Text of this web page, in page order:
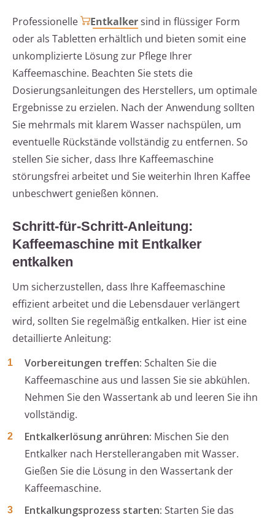
Professionelle Entkalkersind in flüssiger Form
oder als Tabletten erhältlich und bieten somit eine
unkomplizierte Lösung zur Pflege Ihrer
Kaffeemaschine. Beachten Sie stets die
Dosierungsanleitungen des Herstellers, um optimale
Ergebnisse zu erzielen. Nach der Anwendung sollten
Sie mehrmals mit klarem Wasser nachspülen, um
eventuelle Rückstände vollständig zu entfernen. So
stellen Sie sicher, dass Ihre Kaffeemaschine
störungsfrei arbeitet und Sie weiterhin Ihren Kaffee
unbeschwert genießen können.
Schritt-für-Schritt-Anleitung:
Kaffeemaschine mit Entkalker
entkalken
Um sicherzustellen, dass Ihre Kaffeemaschine
effizient arbeitet und die Lebensdauer verlängert
wird, sollten Sie regelmäßig entkalken. Hier ist eine
detaillierte Anleitung:
Vorbereitungen treffen: Schalten Sie die
Kaffeemaschine aus und lassen Sie sie abkühlen.
Nehmen Sie den Wassertank ab und leeren Sie ihn
vollständig.
Entkalkerlösung anrühren: Mischen Sie den
Entkalker nach Herstellerangaben mit Wasser.
Gießen Sie die Lösung in den Wassertank der
Kaffeemaschine.
Entkalkungsprozess starten: Starten Sie das